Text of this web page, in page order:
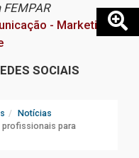
- Marketing
SOCIAIS
Notícias
profissionais para